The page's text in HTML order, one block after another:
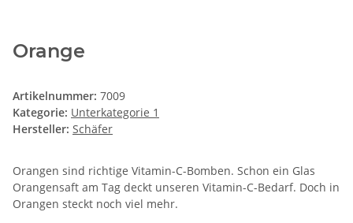
Orange
Artikelnummer: 7009
Kategorie: Unterkategorie 1
Hersteller: Schäfer
Orangen sind richtige Vitamin-C-Bomben. Schon ein Glas
Orangensaft am Tag deckt unseren Vitamin-C-Bedarf. Doch in
Orangen steckt noch viel mehr.